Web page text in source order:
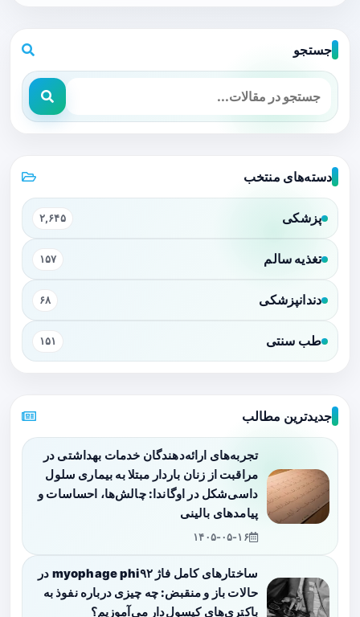
جستجو
دسته‌های منتخب
پزشکی ۲,۶۴۵
تغذیه سالم ۱۵۷
دندانپزشکی ۶۸
طب سنتی ۱۵۱
جدیدترین مطالب
تجربه‌های ارائه‌دهندگان خدمات بهداشتی در
مراقبت از زنان باردار مبتلا به بیماری سلول
داسی‌شکل در اوگاندا: چالش‌ها، احساسات و
پیامدهای بالینی
۱۴۰۵-۰۵-۱۶
ساختارهای کامل فاژ myophage phi۹۲ در
حالات باز و منقبض: چه چیزی درباره نفوذ به
باکتری‌های کپسول‌دار می‌آموزیم؟